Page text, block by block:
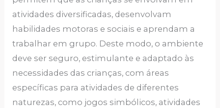
atividades diversificadas, desenvolvam
habilidades motoras e sociais e aprendam a
trabalhar em grupo. Deste modo, o ambiente
deve ser seguro, estimulante e adaptado às
necessidades das crianças, com áreas
específicas para atividades de diferentes
naturezas, como jogos simbólicos, atividades